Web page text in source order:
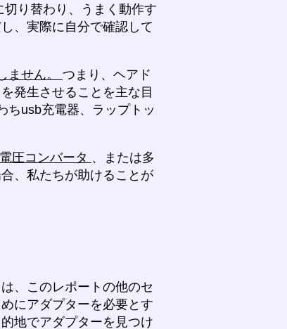
り替わり、うまく動作す
、実際に自分で確認して
ません。 つまり、ヘアド
発生させることを主な目
ちusb充電器、ラップトッ
圧コンバータ 、または多
、私たちが助けることが
、このレポートの他のセ
にアダプターを必要とす
地でアダプターを見つけ